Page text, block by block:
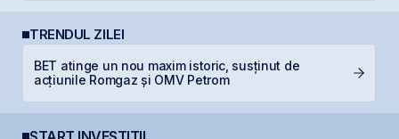
TRENDUL ZILEI
BET atinge un nou maxim istoric, susținut de
acțiunile Romgaz și OMV Petrom